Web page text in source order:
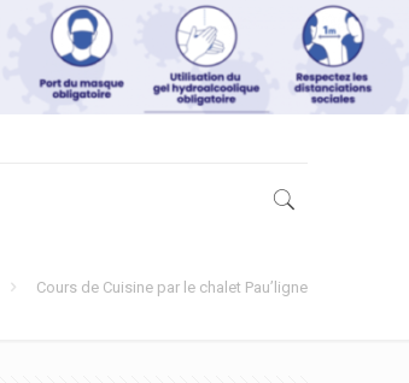
Cours de Cuisine par le chalet Pau’ligne